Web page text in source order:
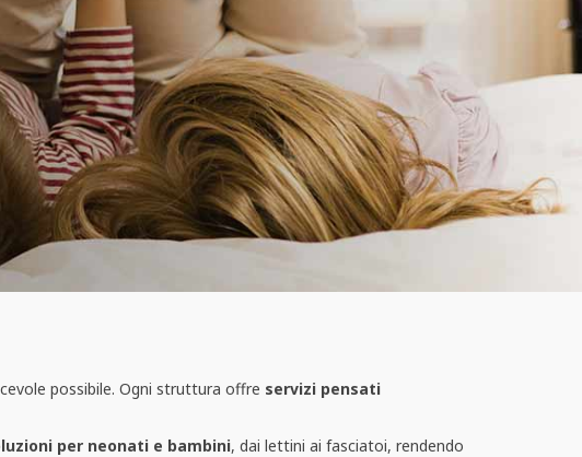
possibile. Ogni struttura offre servizi pensati
per neonati e bambini, dai lettini ai fasciatoi, rendendo